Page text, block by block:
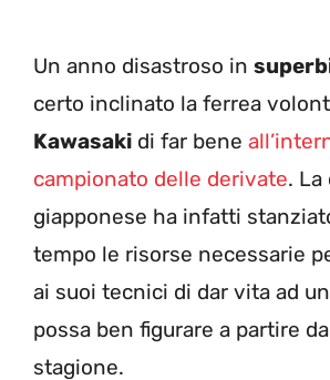
Un anno disastroso in
certo inclinato la ferrea
Kawasaki di far bene
campionato delle derivate. La
giapponese ha infatti
tempo le risorse necessarie
ai suoi tecnici di dar vita ad
possa ben figurare a partire
stagione.